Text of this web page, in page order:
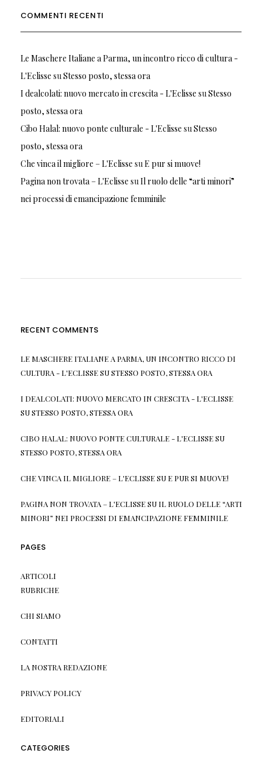
COMMENTI RECENTI
Le Maschere Italiane a Parma, un incontro ricco di cultura -
L'Eclisse suStesso posto, stessa ora
I dealcolati: nuovo mercato in crescita - L'Eclisse suStesso
posto, stessa ora
Cibo Halal: nuovo ponte culturale - L'Eclisse suStesso
posto, stessa ora
Che vinca il migliore – L'Eclisse suE pur si muove!
Pagina non trovata – L'Eclisse suIl ruolo delle “arti minori”
nei processi di emancipazione femminile
RECENT COMMENTS
LE MASCHERE ITALIANE A PARMA, UN INCONTRO RICCO DI
CULTURA - L'ECLISSESUSTESSO POSTO, STESSA ORA
I DEALCOLATI: NUOVO MERCATO IN CRESCITA - L'ECLISSE
SUSTESSO POSTO, STESSA ORA
CIBO HALAL: NUOVO PONTE CULTURALE - L'ECLISSESU
STESSO POSTO, STESSA ORA
CHE VINCA IL MIGLIORE – L'ECLISSESU E PUR SI MUOVE!
PAGINA NON TROVATA – L'ECLISSESU IL RUOLO DELLE “ARTI
MINORI” NEI PROCESSI DI EMANCIPAZIONE FEMMINILE
PAGES
ARTICOLI
RUBRICHE
CHI SIAMO
CONTATTI
LA NOSTRA REDAZIONE
PRIVACY POLICY
EDITORIALI
CATEGORIES